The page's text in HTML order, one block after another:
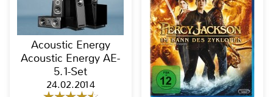
Acoustic Energy
Acoustic Energy AE-
5.1-Set
24.02.2014